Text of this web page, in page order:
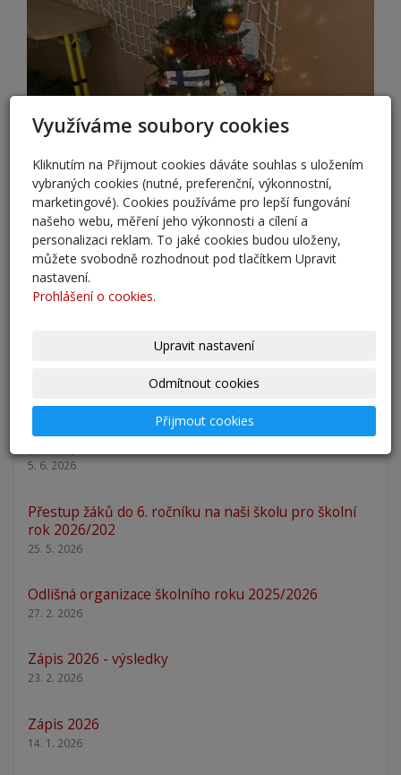
AKTUALITY
5. 6. 2026
Přestup žáků do 6. ročníku na naši školu pro školní
rok 2026/202
25. 5. 2026
Odlišná organizace školního roku 2025/2026
27. 2. 2026
Zápis 2026 - výsledky
23. 2. 2026
Zápis 2026
14. 1. 2026
Využíváme soubory cookies
Kliknutím na Přijmout cookies dáváte souhlas s uložením
vybraných cookies (nutné, preferenční, výkonnostní,
marketingové). Cookies používáme pro lepší fungování
našeho webu, měření jeho výkonnosti a cílení a
personalizaci reklam. To jaké cookies budou uloženy,
můžete svobodně rozhodnout pod tlačítkem Upravit
nastavení.
Prohlášení o cookies.
Upravit nastavení
Odmítnout cookies
Přijmout cookies